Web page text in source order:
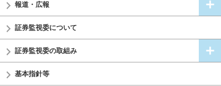
報道・広報
証券監視委について
証券監視委の取組み
基本指針等